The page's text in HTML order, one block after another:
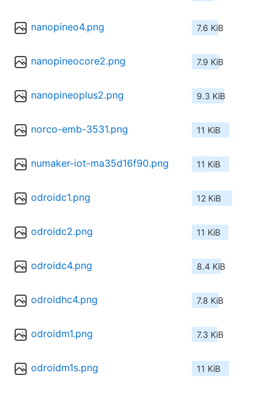
nanopineo4.png 7.6 KiB
nanopineocore2.png 7.9 KiB
nanopineoplus2.png 9.3 KiB
norco-emb-3531.png 11 KiB
numaker-iot-ma35d16f90.png 11 KiB
odroidc1.png 12 KiB
odroidc2.png 11 KiB
odroidc4.png 8.4 KiB
odroidhc4.png 7.8 KiB
odroidm1.png 7.3 KiB
odroidm1s.png 11 KiB